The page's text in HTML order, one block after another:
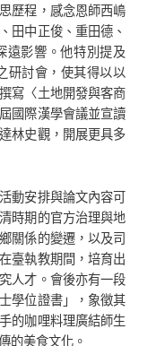
歷程，感念恩師西嶋
田中正俊、重田德、
遠影響。他特別提及
研討會，使其得以以
寫〈土地開發與客商
國際漢學會議並宣讀
林史觀，開展更具多
動安排與論文內容可
時期的官方治理與地
關係的變遷，以及司
臺執教期間，培育出
人才。會後亦有一段
學位證書」，象徵其
的咖哩料理廣結師生
的美食文化。